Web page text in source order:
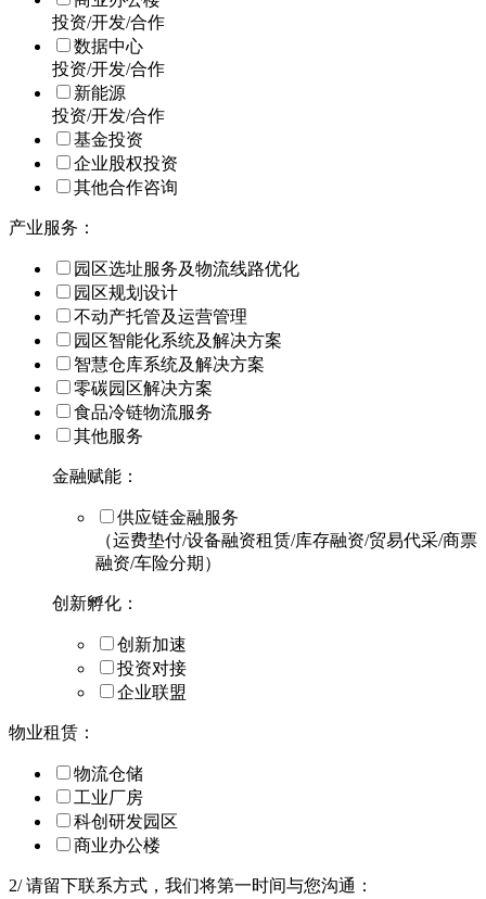
投资/开发/合作
数据中心
投资/开发/合作
新能源
投资/开发/合作
基金投资
企业股权投资
其他合作咨询
产业服务：
园区选址服务及物流线路优化
园区规划设计
不动产托管及运营管理
园区智能化系统及解决方案
智慧仓库系统及解决方案
零碳园区解决方案
食品冷链物流服务
其他服务
金融赋能：
供应链金融服务
（运费垫付/设备融资租赁/库存融资/贸易代采/商票
融资/车险分期）
创新孵化：
创新加速
投资对接
企业联盟
物业租赁：
物流仓储
工业厂房
科创研发园区
商业办公楼
2/请留下联系方式，我们将第一时间与您沟通：